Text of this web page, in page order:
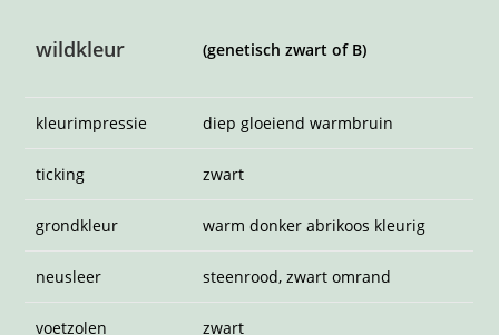
kleurimpressie diep koperrood